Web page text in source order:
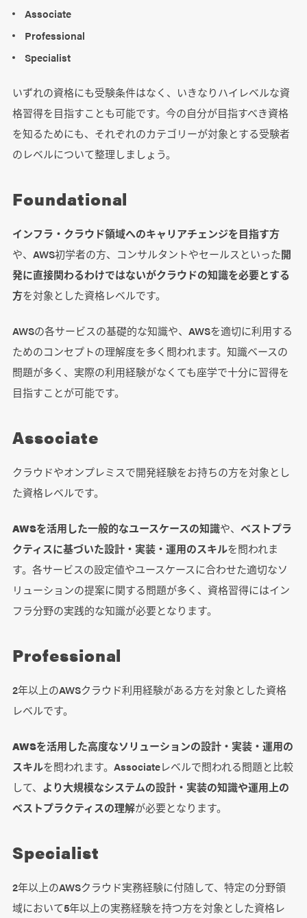
Associate
Professional
Specialist
いずれの資格にも受験条件はなく、いきなりハイレベルな資
格習得を目指すことも可能です。今の自分が目指すべき資格
を知るためにも、それぞれのカテゴリーが対象とする受験者
のレベルについて整理しましょう。
Foundational
インフラ・クラウド領域へのキャリアチェンジを目指す方
や、AWS初学者の方、コンサルタントやセールスといった開
発に直接関わるわけではないがクラウドの知識を必要とする
方を対象とした資格レベルです。
AWSの各サービスの基礎的な知識や、AWSを適切に利用する
ためのコンセプトの理解度を多く問われます。知識ベースの
問題が多く、実際の利用経験がなくても座学で十分に習得を
目指すことが可能です。
Associate
クラウドやオンプレミスで開発経験をお持ちの方を対象とし
た資格レベルです。
AWSを活用した一般的なユースケースの知識や、 ベストプラ
クティスに基づいた設計・実装・運用のスキルを問われま
す。各サービスの設定値やユースケースに合わせた適切なソ
リューションの提案に関する問題が多く、資格習得にはイン
フラ分野の実践的な知識が必要となります。
Professional
2年以上のAWSクラウド利用経験がある方を対象とした資格
レベルです。
AWSを活用した高度なソリューションの設計・実装・運用の
スキルを問われます。Associateレベルで問われる問題と比較
して、 より大規模なシステムの設計・実装の知識や運用上の
ベストプラクティスの理解が必要となります。
Specialist
2年以上のAWSクラウド実務経験に付随して、特定の分野領
域において5年以上の実務経験を持つ方を対象とした資格レ